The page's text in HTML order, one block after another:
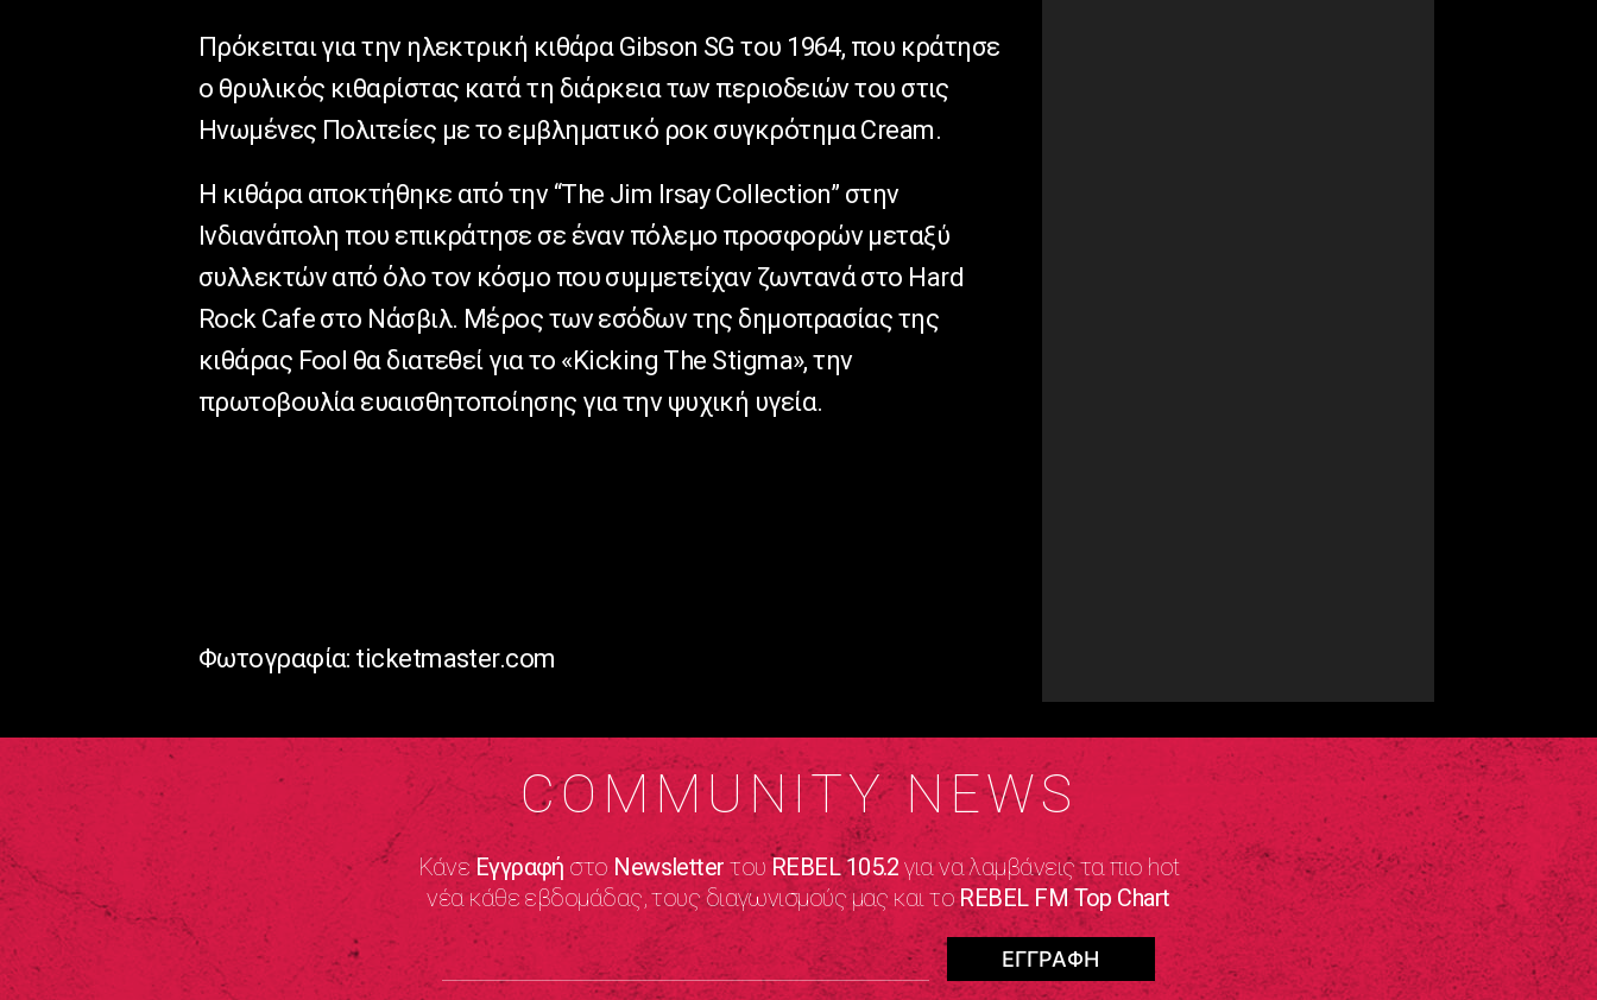
Πρόκειται για την ηλεκτρική κιθάρα Gibson SG του 1964, που κράτησε
ο θρυλικός κιθαρίστας κατά τη διάρκεια των περιοδειών του στις
Ηνωμένες Πολιτείες με το εμβληματικό ροκ συγκρότημα Cream.
Η κιθάρα αποκτήθηκε από την “The Jim Irsay Collection” στην
Ινδιανάπολη που επικράτησε σε έναν πόλεμο προσφορών μεταξύ
συλλεκτών από όλο τον κόσμο που συμμετείχαν ζωντανά στο Hard
Rock Cafe στο Νάσβιλ. Μέρος των εσόδων της δημοπρασίας της
κιθάρας Fool θα διατεθεί για το «Kicking The Stigma», την
πρωτοβουλία ευαισθητοποίησης για την ψυχική υγεία.
Φωτογραφία: ticketmaster.com
COMMUNITY NEWS
ΚάνεΕγγραφή στο Newsletter τουREBEL 105.2 για να λαμβάνεις τα πιο hot
νέα κάθε εβδομάδας, τους διαγωνισμούς μας και τοREBEL FM Top Chart